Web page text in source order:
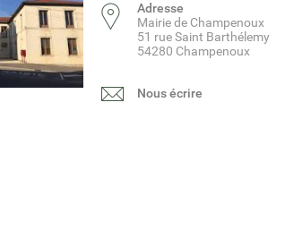
Adresse
Mairie de Champenoux
51 rue Saint Barthélemy
54280 Champenoux
Nous écrire